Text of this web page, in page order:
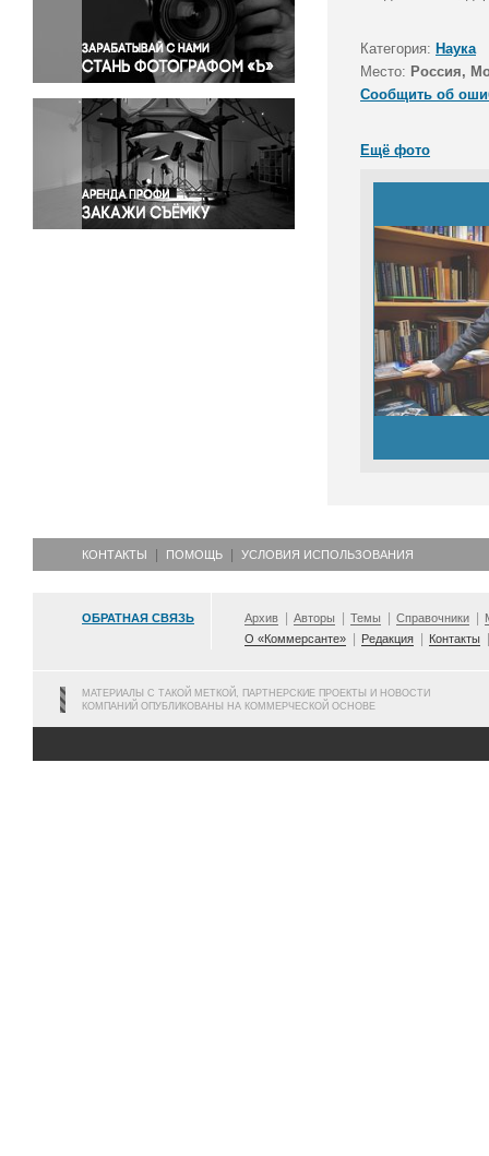
Правосудие
Происшествия и конфликты
Религия
Светская жизнь
Спорт
Экология
Экономика и бизнес
Категория: Наука
Место: Россия,
Сообщить об
Ещё фото
КОНТАКТЫ ПОМОЩЬ УСЛОВИЯ ИСПОЛЬЗОВАНИЯ
ОБРАТНАЯ СВЯЗЬ Архив Авторы Темы Справочники
О «Коммерсанте»
Редакция Контакты
МАТЕРИАЛЫ С ТАКОЙ МЕТКОЙ, ПАРТНЕРСКИЕ ПРОЕКТЫ И НОВОСТИ
КОМПАНИЙ ОПУБЛИКОВАНЫ НА КОММЕРЧЕСКОЙ ОСНОВЕ